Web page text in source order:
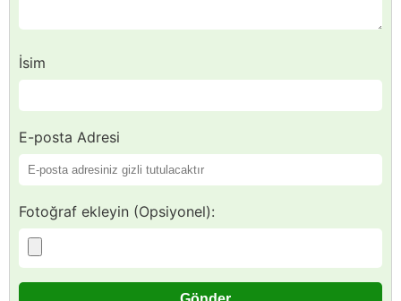
İsim
E-posta Adresi
Fotoğraf ekleyin (Opsiyonel):